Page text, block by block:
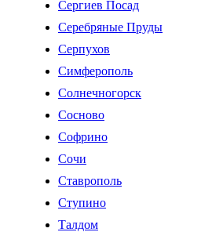
Сергиев Посад
Серебряные Пруды
Серпухов
Симферополь
Солнечногорск
Сосново
Софрино
Сочи
Ставрополь
Ступино
Талдом